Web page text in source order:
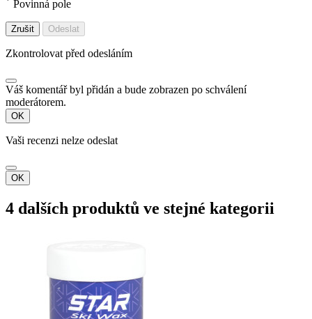
Povinná pole
Zrušit Odeslat
Zkontrolovat před odesláním
Váš komentář byl přidán a bude zobrazen po schválení
moderátorem.
OK
Vaši recenzi nelze odeslat
OK
4 dalších produktů ve stejné kategorii